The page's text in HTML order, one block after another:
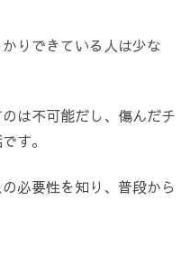
りできている人は少な
は不可能だし、傷んだチ
す。
必要性を知り、普段から